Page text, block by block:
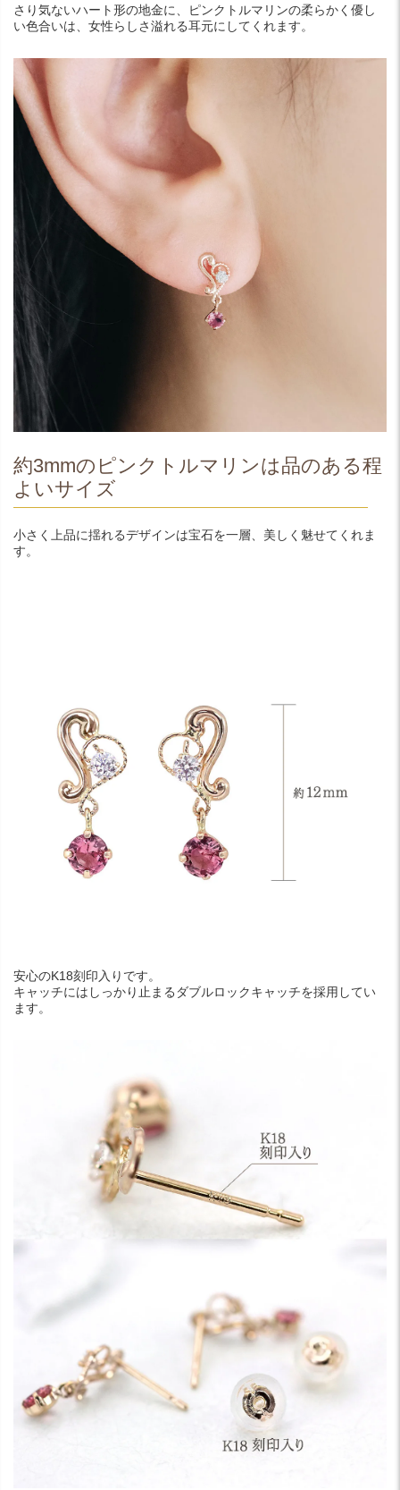
さり気ないハート形の地金に、ピンクトルマリンの柔らかく優し
い色合いは、女性らしさ溢れる耳元にしてくれます。
約3mmのピンクトルマリンは品のある程
よいサイズ
小さく上品に揺れるデザインは宝石を一層、美しく魅せてくれま
す。
安心のK18刻印入りです。
キャッチにはしっかり止まるダブルロックキャッチを採用してい
ます。